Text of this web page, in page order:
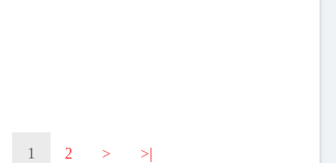
1 2 > >|